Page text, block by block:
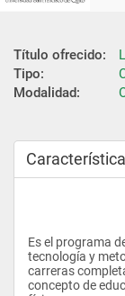
Título ofrecido:
Tipo:
Modalidad:
Es el programa
tecnología y
carreras
concepto de